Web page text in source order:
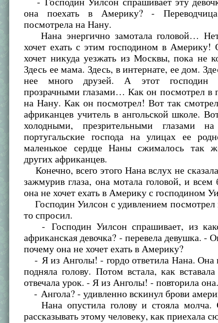
она поехать в Америку? - Переводчица
посмотрела на Нану.
Нана энергично замотала головой…
хочет ехать с этим господином в
хочет никуда уезжать из Москвы, пока не
Здесь ее мама. Здесь, в интернате, ее дом.
нее много друзей. А этот господин
прозрачными глазами… Как он посмотрел в
на Нану. Как он посмотрел! Вот так
африканцев учитель в ангольской школе.
холодными, презрительными глазами
португальские господа на улицах ее
маленькое сердце Наны сжималось так
других африканцев.
Конечно, всего этого Нана вслух не
зажмурив глаза, она мотала головой, и
она не хочет ехать в Америку с господином
Господин Уилсон с удивлением
то спросил.
- Господин Уилсон спрашивает, из
африканская девочка? - перевела девушка. -
почему она не хочет ехать в Америку?
- Я из Анголы! - гордо ответила Нана. Она
подняла голову. Потом встала, как
отвечала урок. - Я из Анголы! - повторила
- Ангола? - удивленно вскинул брови
Нана опустила голову и стояла молча.
рассказывать этому человеку, как приехала